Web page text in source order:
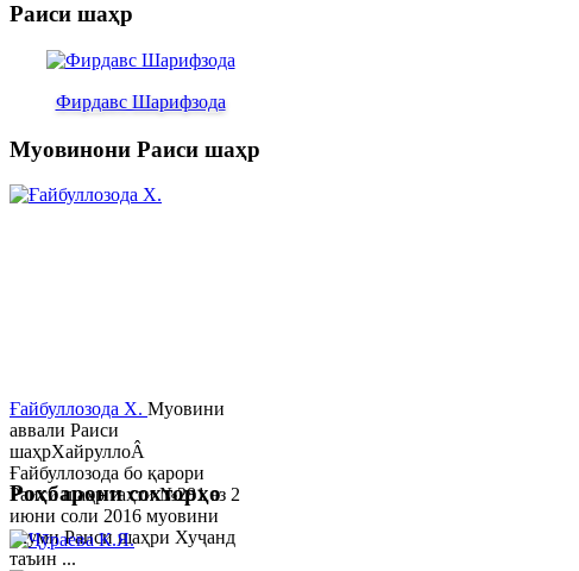
Раиси шаҳр
Фирдавс Шарифзода
Муовинони Раиси шаҳр
Ғайбуллозода Х. Муовини
аввали Раиси
шаҳрХайруллоÂ
Ғайбуллозода бо қарори
Раиси шаҳр таҳти №281 аз 2
июни соли 2016 муовини
якуми Раиси шаҳри Хуҷанд
таъин ...
Роҳбарони сохторҳо